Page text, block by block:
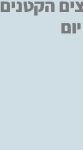
הקטנים